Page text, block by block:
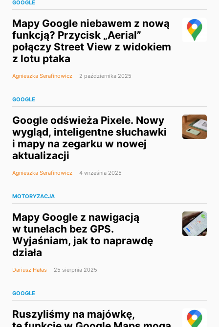
GOOGLE
Mapy Google niebawem z nową
funkcją? Przycisk „Aerial”
połączy Street View z widokiem
z lotu ptaka
Agnieszka Serafinowicz 2 października 2025
GOOGLE
Google odświeża Pixele. Nowy
wygląd, inteligentne słuchawki
i mapy na zegarku w nowej
aktualizacji
Agnieszka Serafinowicz 4 września 2025
MOTORYZACJA
Mapy Google z nawigacją
w tunelach bez GPS.
Wyjaśniam, jak to naprawdę
działa
Dariusz Hałas 25 sierpnia 2025
GOOGLE
Ruszyliśmy na majówkę,